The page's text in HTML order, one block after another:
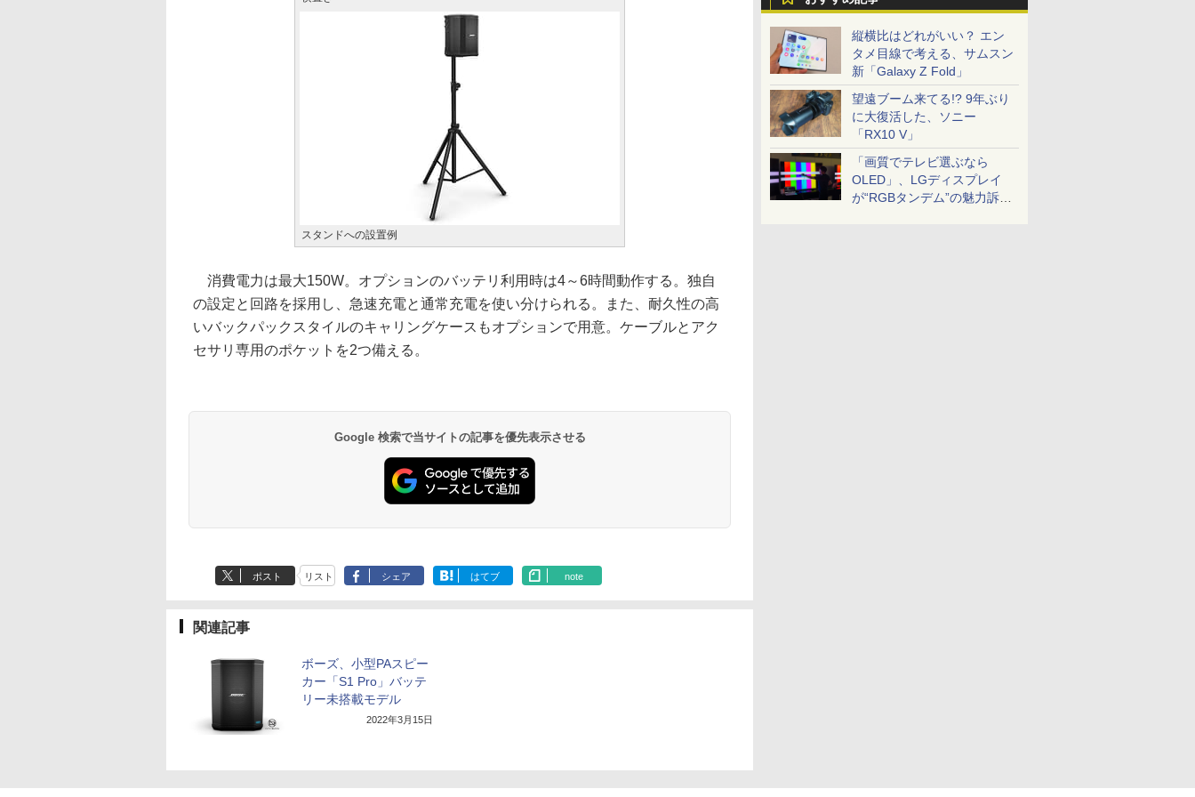
縦横比はどれがいい？ エン
タメ目線で考える、サムスン
新「Galaxy Z Fold」
望遠ブーム来てる!? 9年ぶり
に大復活した、ソニー
「RX10 V」
「画質でテレビ選ぶなら
OLED」、LGディスプレイ
が“RGBタンデム”の魅力訴
スタンドへの設置例
消費電力は最大150W。オプションのバッテリ利用時は4～6時間動作する。独自
の設定と回路を採用し、急速充電と通常充電を使い分けられる。また、耐久性の高
いバックパックスタイルのキャリングケースもオプションで用意。ケーブルとアク
セサリ専用のポケットを2つ備える。
Google 検索で当サイトの記事を優先表示させる
ポスト リスト シェア はてブ note
関連記事
ボーズ、小型PAスピー
カー「S1 Pro」バッテ
リー未搭載モデル
2022年3月15日